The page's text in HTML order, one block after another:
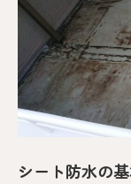
シート防水の